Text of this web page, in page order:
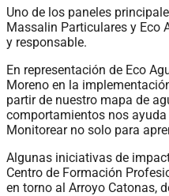
Uno de los paneles
Massalin Particulares y Eco
y responsable.
En representación de Eco
Moreno en la
partir de nuestro mapa de
comportamientos nos
Monitorear no solo para
Algunas iniciativas de
Centro de Formación
en torno al Arroyo Catonas,